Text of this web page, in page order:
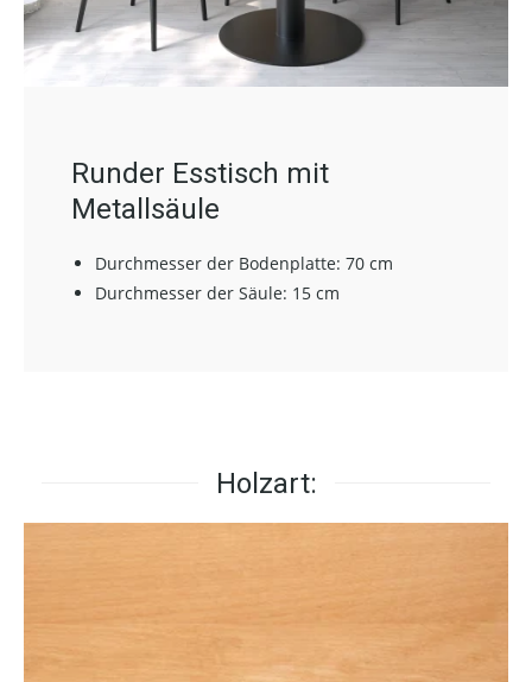
Runder Esstisch mit
Metallsäule
Durchmesser der Bodenplatte: 70 cm
Durchmesser der Säule: 15 cm
Holzart: